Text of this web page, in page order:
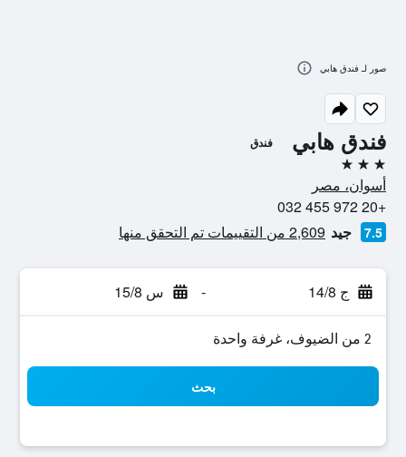
فندق هابي فندق
3 نجوم
أسوان، مصر
+20 972 455 032
7.5 جيد 2,609 من التقييمات تم التحقق منها
ج 14/8 - س 15/8
2 من الضيوف، غرفة واحدة
بحث
صور لـ فندق هابي